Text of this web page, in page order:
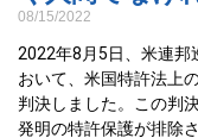
08/15/2022
2022年8月5日、米連邦
おいて、米国特許法上
判決しました。この判
発明の特許保護が排除